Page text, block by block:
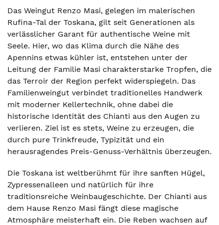
Das Weingut Renzo Masi, gelegen im malerischen
Rufina-Tal der Toskana, gilt seit Generationen als
verlässlicher Garant für authentische Weine mit
Seele. Hier, wo das Klima durch die Nähe des
Apennins etwas kühler ist, entstehen unter der
Leitung der Familie Masi charakterstarke Tropfen, die
das Terroir der Region perfekt widerspiegeln. Das
Familienweingut verbindet traditionelles Handwerk
mit moderner Kellertechnik, ohne dabei die
historische Identität des Chianti aus den Augen zu
verlieren. Ziel ist es stets, Weine zu erzeugen, die
durch pure Trinkfreude, Typizität und ein
herausragendes Preis-Genuss-Verhältnis überzeugen.
Die Toskana ist weltberühmt für ihre sanften Hügel,
Zypressenalleen und natürlich für ihre
traditionsreiche Weinbaugeschichte. Der Chianti aus
dem Hause Renzo Masi fängt diese magische
Atmosphäre meisterhaft ein. Die Reben wachsen auf